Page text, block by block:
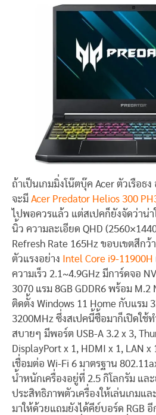
ถ้าเป็นเกมมิ่งโน๊ตบุ๊ค Acer ตัวเรือธ
จะมี Acer Predator Helios 300
ไปพอควรแล้ว แต่สเปคก็ยังจัดว่าน่า
นิ้ว ความละเอียด QHD
Refresh Rate 165Hz ขอบเขตสีกว้
ตัวแรงอย่าง
Intel Core i9-11900H
ความเร็ว 2.1~4.9GHz มีการ์ดจอ
3070 แรม 8GB GDDR6 พร้อม M.2
ติดตั้ง Windows 11 Home กับแรม
3200MHz ซึ่งสเปคนี้ซื้อมาก็เปิดใช้
สบายๆ มีพอร์ต USB-A 3.2 x 3,
DisplayPort x 1, HDMI x 1, LAN x
เชื่อมต่อ Wi-Fi 6 มาตรฐาน
น้ำหนักเครื่องอยู่ที่ 2.5 กิโลกรัม และ
ประสิทธิภาพตัวเครื่องให้เล่นเกมแ
มาให้ด้วยแถมยังได้คีย์บอร์ด RGB อี